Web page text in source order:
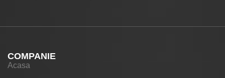
COMPANIE
Acasa